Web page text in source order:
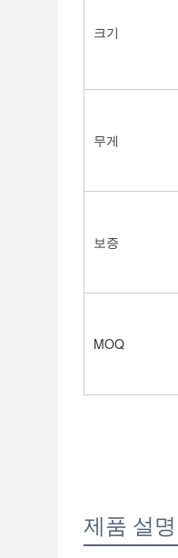
크기
무게
보증
MOQ
제품 설명